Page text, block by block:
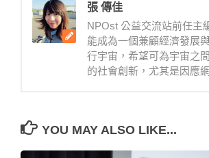
張 傳佳
NPOst 公益交流站前任主
能成為一個兼顧經濟發展
行宇宙，希望可為宇宙之
的社會創新，尤其是因應
YOU MAY ALSO LIKE...